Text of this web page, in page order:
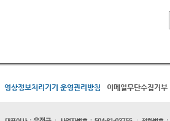
영상정보처리기기 운영관리방침 이메일무단수집거부